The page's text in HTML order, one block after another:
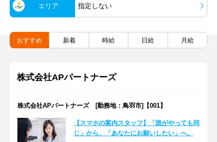
エリア 指定しない
おすすめ 新着 時給 日給 月給
株式会社APパートナーズ
株式会社APパートナーズ [勤務地：鳥羽市]【001】
【スマホの案内スタッフ】「誰がやっても同
じ」から、「あなたにお願いしたい」へ。